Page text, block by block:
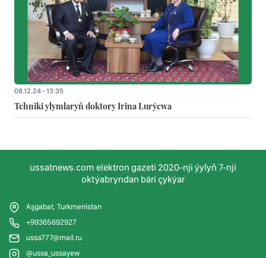
08.12.24 - 13:35
Tehniki ylymlaryň doktory Irina Lurýewa
ussatnews.com elektron gazeti 2020-nji ýylyň 7-nji
oktýabryndan bäri çykýar
Aşgabat, Turkmenistan
+99365692927
ussa777@mail.ru
@ussa_ussayew